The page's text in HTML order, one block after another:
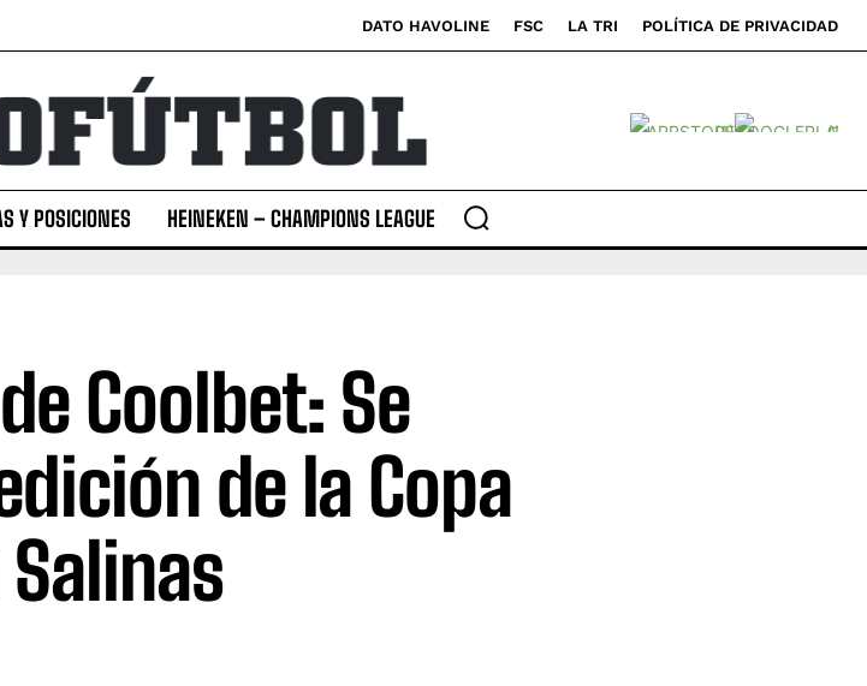
DATO HAVOLINE FSC LA TRI POLÍTICA DE PRIVACIDAD
Y POSICIONES HEINEKEN – CHAMPIONS LEAGUE
Coolbet: Se
de la Copa